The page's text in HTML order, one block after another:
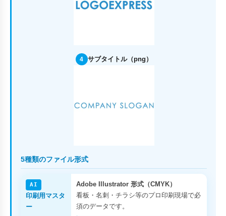
4 サブタイトル（png）
5種類のファイル形式
AI
印刷用マスタ
ー
Adobe Illustrator 形式（CMYK）
看板・名刺・チラシ等のプロ印刷現場で必
須のデータです。